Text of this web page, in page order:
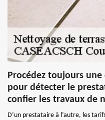
Procédez toujours
pour détecter le
confier les travaux de
D’un prestataire à l’autre, les